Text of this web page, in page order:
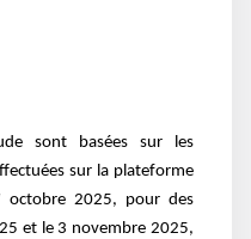
sont basées sur les
sur la plateforme
octobre 2025, pour des
et le 3 novembre 2025,